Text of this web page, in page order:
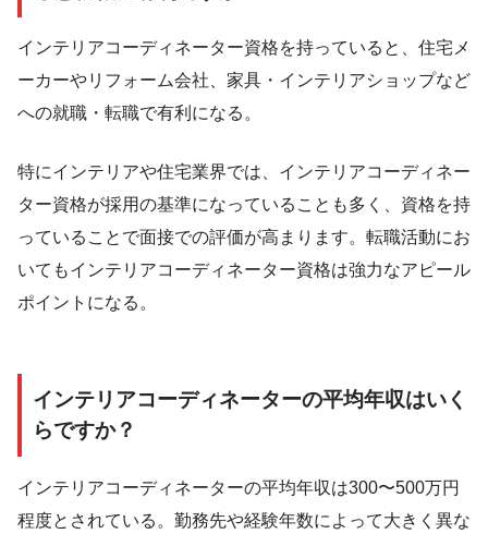
インテリアコーディネーター資格を持っていると、住宅メ
ーカーやリフォーム会社、家具・インテリアショップなど
への就職・転職で有利になる。
特にインテリアや住宅業界では、インテリアコーディネー
ター資格が採用の基準になっていることも多く、資格を持
っていることで面接での評価が高まります。転職活動にお
いてもインテリアコーディネーター資格は強力なアピール
ポイントになる。
インテリアコーディネーターの平均年収はいく
らですか？
インテリアコーディネーターの平均年収は300〜500万円
程度とされている。勤務先や経験年数によって大きく異な